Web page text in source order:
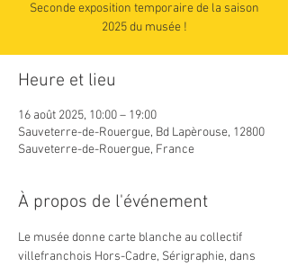
Seconde exposition temporaire de la saison
2025 du musée !
Heure et lieu
16 août 2025, 10:00 – 19:00
Sauveterre-de-Rouergue, Bd Lapèrouse, 12800
Sauveterre-de-Rouergue, France
À propos de l'événement
Le musée donne carte blanche au collectif
villefranchois Hors-Cadre, Sérigraphie, dans